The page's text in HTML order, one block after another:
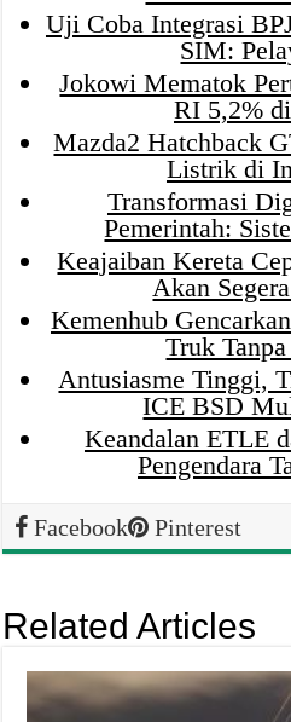
Uji Coba Integrasi
SIM:
Jokowi Mematok
RI 5,2%
Mazda2 Hatchback
Listrik di
Transformasi
Pemerintah:
Keajaiban Kereta
Akan
Kemenhub
Truk
Antusiasme Tinggi,
ICE BSD
Keandalan ETLE
Pengendara
Facebook Pinterest
Related Articles